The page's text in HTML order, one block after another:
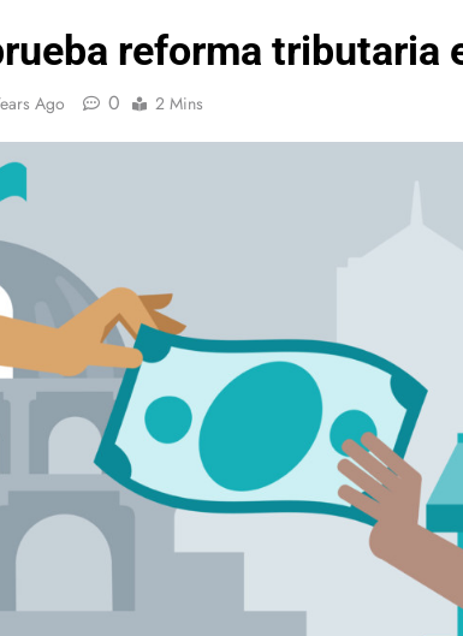
reforma tributaria
Ago 0 2 Mins